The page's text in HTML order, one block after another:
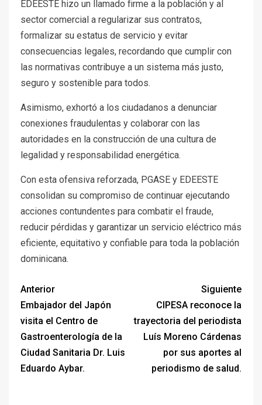
EDEESTE hizo un llamado firme a la población y al
sector comercial a regularizar sus contratos,
formalizar su estatus de servicio y evitar
consecuencias legales, recordando que cumplir con
las normativas contribuye a un sistema más justo,
seguro y sostenible para todos.
Asimismo, exhortó a los ciudadanos a denunciar
conexiones fraudulentas y colaborar con las
autoridades en la construcción de una cultura de
legalidad y responsabilidad energética.
Con esta ofensiva reforzada, PGASE y EDEESTE
consolidan su compromiso de continuar ejecutando
acciones contundentes para combatir el fraude,
reducir pérdidas y garantizar un servicio eléctrico más
eficiente, equitativo y confiable para toda la población
dominicana.
Anterior
Embajador del Japón
visita el Centro de
Gastroenterología de la
Ciudad Sanitaria Dr. Luis
Eduardo Aybar.
Siguiente
CIPESA reconoce la
trayectoria del periodista
Luís Moreno Cárdenas
por sus aportes al
periodismo de salud.